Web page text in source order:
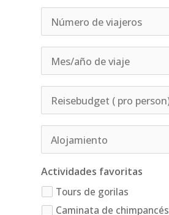
Actividades favoritas
Tours de gorilas
Caminata de chimpancés